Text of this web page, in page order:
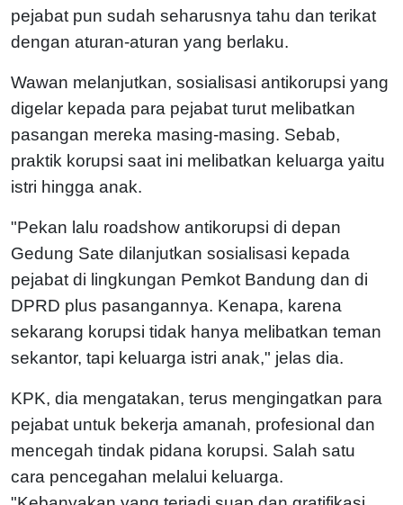
pejabat pun sudah seharusnya tahu dan terikat
dengan aturan-aturan yang berlaku.
Wawan melanjutkan, sosialisasi antikorupsi yang
digelar kepada para pejabat turut melibatkan
pasangan mereka masing-masing. Sebab,
praktik korupsi saat ini melibatkan keluarga yaitu
istri hingga anak.
"Pekan lalu roadshow antikorupsi di depan
Gedung Sate dilanjutkan sosialisasi kepada
pejabat di lingkungan Pemkot Bandung dan di
DPRD plus pasangannya. Kenapa, karena
sekarang korupsi tidak hanya melibatkan teman
sekantor, tapi keluarga istri anak," jelas dia.
KPK, dia mengatakan, terus mengingatkan para
pejabat untuk bekerja amanah, profesional dan
mencegah tindak pidana korupsi. Salah satu
cara pencegahan melalui keluarga.